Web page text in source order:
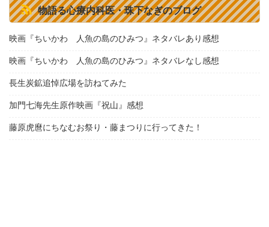
物語る心療内科医・珠下なぎのブログ
映画『ちいかわ 人魚の島のひみつ』ネタバレあり感想
映画『ちいかわ 人魚の島のひみつ』ネタバレなし感想
長生炭鉱追悼広場を訪ねてみた
加門七海先生原作映画『祝山』感想
藤原虎麿にちなむお祭り・藤まつりに行ってきた！